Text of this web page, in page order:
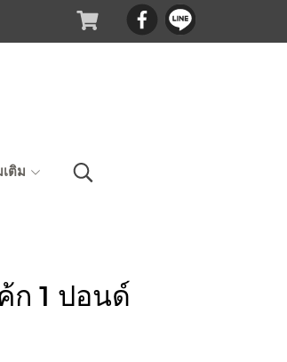
เติม
ก 1 ปอนด์